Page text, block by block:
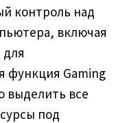
контроль над
включая
функция Gaming
выделить все
под